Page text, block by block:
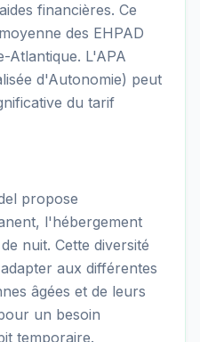
financières. Ce
des EHPAD
Atlantique. L'APA
d'Autonomie) peut
du tarif
propose
l'hébergement
nuit. Cette diversité
aux différentes
âgées et de leurs
un besoin
temporaire.